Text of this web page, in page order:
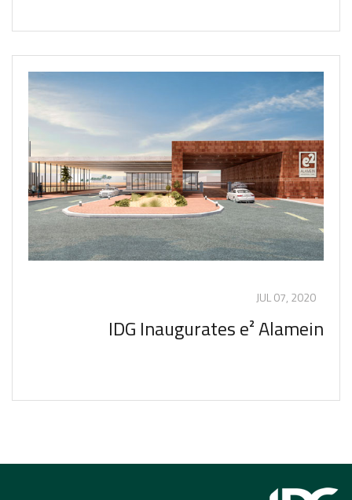
JUL 07, 2020
IDG Inaugurates e² Alamein